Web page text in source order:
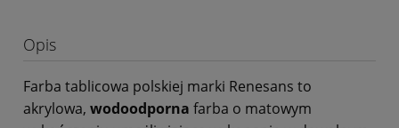
Opis
Farba tablicowa polskiej marki Renesans to
akrylowa, wodoodporna farba o matowym